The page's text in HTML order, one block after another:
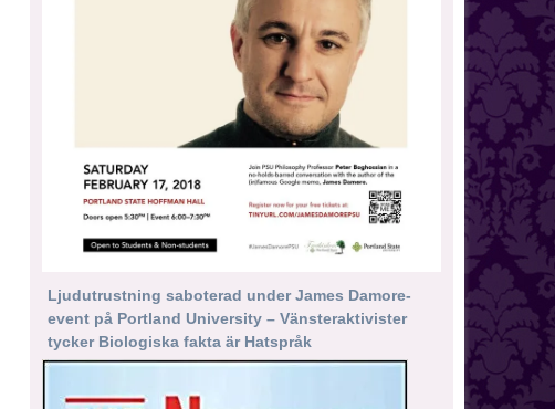
Ljudutrustning saboterad under James Damore-
event på Portland University – Vänsteraktivister
tycker Biologiska fakta är Hatspråk